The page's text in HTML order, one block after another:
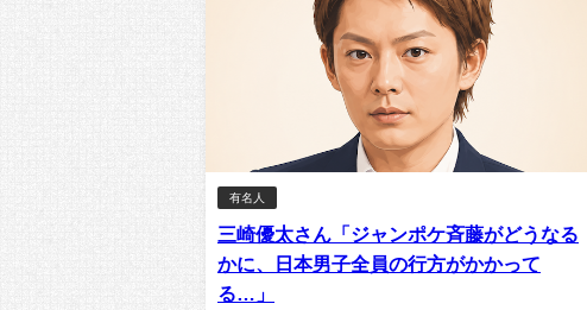
有名人
三崎優太さん「ジャンポケ斉藤がどうなる
かに、日本男子全員の行方がかかって
る…」